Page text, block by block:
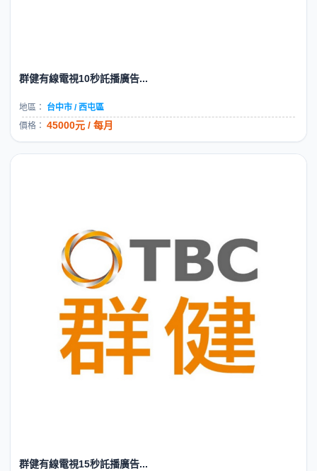
群健有線電視10秒託播廣告...
地區：
台中市 / 西屯區
價格： 45000元 / 每月
群健有線電視15秒託播廣告...